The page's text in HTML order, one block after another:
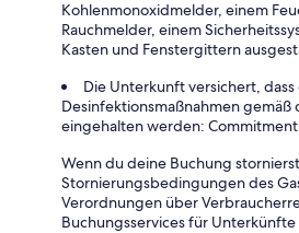
Kohlenmonoxidmelder, einem
Rauchmelder, einem
Kasten und Fenstergittern
Die Unterkunft versichert,
Desinfektionsmaßnahmen
eingehalten werden:
Wenn du deine Buchung
Stornierungsbedingungen des
Verordnungen über
Buchungsservices für